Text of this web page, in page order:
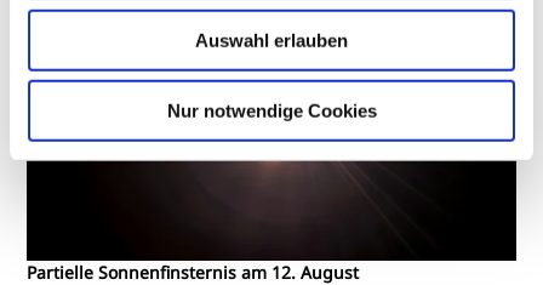
Auswahl erlauben
Nur notwendige Cookies
vorgestellt wurden, zeigen laut Unternehmen
vielversprechende Ergebnisse.
Partielle Sonnenfinsternis am 12. August